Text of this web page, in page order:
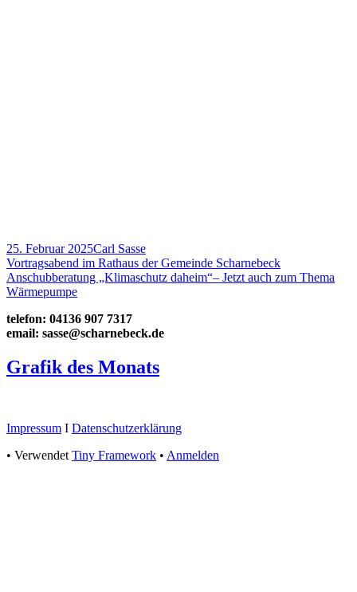
Veröffentlicht
am
25. Februar 2025Autor
Carl Sasse
Beitragsnavigation
Vorheriger
Beitrag:
Vortragsabend im Rathaus der Gemeinde Scharnebeck
Nächster
Beitrag
Anschubberatung „Klimaschutz daheim“– Jetzt auch zum Thema
Wärmepumpe
Haupt-
Seitenleiste
telefon: 04136 907 7317
email: sasse@scharnebeck.de
Grafik des Monats
Footer
Inhalt
Impressum I Datenschutzerklärung
• Verwendet Tiny Framework • Anmelden